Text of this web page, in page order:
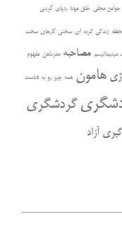
جوامع محلی خلق مهنا ردپای کربنی
زندگی گربه ای سختی کارهای سخت
مینیمالیسم مصاحبه مغز،ذهن مفهوم
هامون همه چیز رو به فناست
گردشگری
آزاد